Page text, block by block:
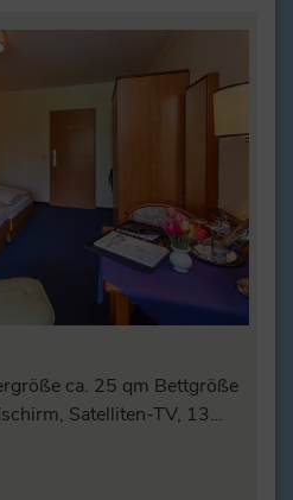
ca. 25 qm Bettgröße
Satelliten-TV, 13…